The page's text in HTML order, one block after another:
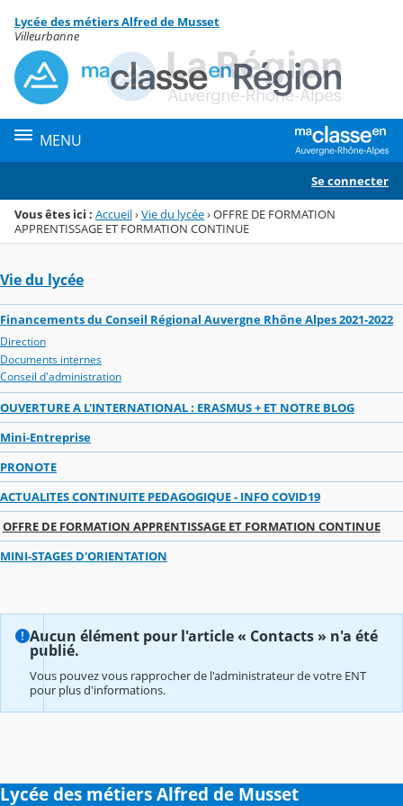
Menu de la rubrique
Contenu
Lycée des métiers Alfred de Musset
Villeurbanne
MENU
Se connecter
Vous êtes ici : Accueil›Vie du lycée›OFFRE DE FORMATION
APPRENTISSAGE ET FORMATION CONTINUE
Vie du lycée
Financements du Conseil Régional Auvergne Rhône Alpes 2021-2022
Direction
Documents internes
Conseil d'administration
OUVERTURE A L'INTERNATIONAL : ERASMUS + ET NOTRE BLOG
Mini-Entreprise
PRONOTE
ACTUALITES CONTINUITE PEDAGOGIQUE - INFO COVID19
OFFRE DE FORMATION APPRENTISSAGE ET FORMATION CONTINUE
MINI-STAGES D'ORIENTATION
Aucun élément pour l'article « Contacts » n'a été
publié.
Vous pouvez vous rapprocher de l'administrateur de votre ENT
pour plus d'informations.
Lycée des métiers Alfred de Musset